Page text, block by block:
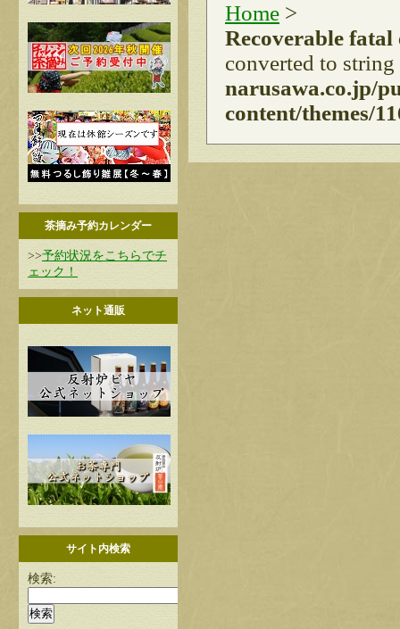
茶摘み予約カレンダー
>>予約状況をこちらでチ
ェック！
ネット通販
サイト内検索
検索:
Home >
Recoverable
converted to
narusawa.co.jp/
content/themes/